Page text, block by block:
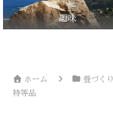
趣味
ホーム 畳づくり
特等品